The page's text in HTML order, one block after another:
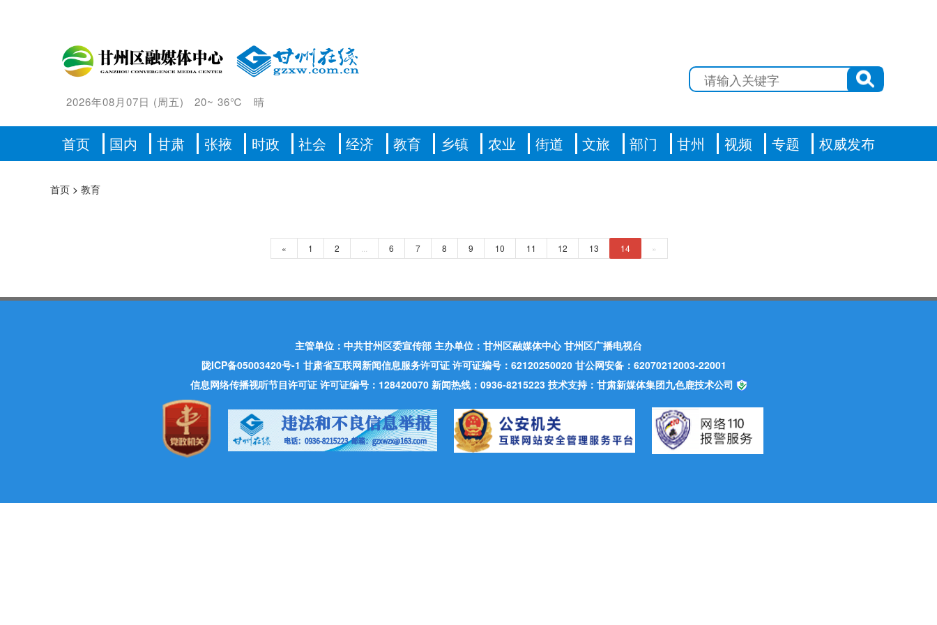
2026年08月07日 (周五) 20~ 36℃ 晴
首页 国内 甘肃 张掖 时政 社会 经济 教育 乡镇 农业 街道 文旅 部门 甘州 视频 专题 权威发布
首页 > 教育
« 1 2 6 7 8 9 10 11 12 13 14 »
主管单位：中共甘州区委宣传部 主办单位：甘州区融媒体中心 甘州区广播电视台
陇ICP备05003420号-1 甘肃省互联网新闻信息服务许可证 许可证编号：62120250020 甘公网安备：62070212003-22001
信息网络传播视听节目许可证 许可证编号：128420070 新闻热线：0936-8215223 技术支持：甘肃新媒体集团九色鹿技术公司